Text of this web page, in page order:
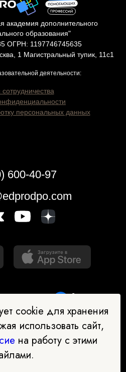
в выборе
дополнительного
образования"
ОГРН: 1197746745635
1 Магистральный тупик, 11с1
деятельности:
персональных данных
600-40-97
cookie для хранения
использовать сайт,
на работу с этими